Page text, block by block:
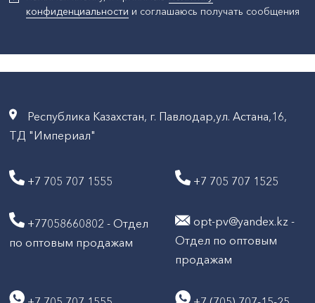
конфиденциальности и соглашаюсь получать сообщения
Республика Казахстан, г. Павлодар,ул. Астана,16,
ТД "Империал"
+7 705 707 1555 +7 705 707 1525
+77058660802 - Отдел
по оптовым продажам
opt-pv@yandex.kz -
Отдел по оптовым
продажам